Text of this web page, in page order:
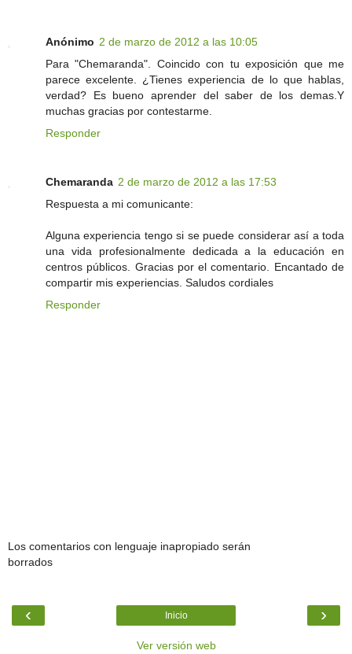
Anónimo 2 de marzo de 2012 a las 10:05
Para "Chemaranda". Coincido con tu exposición que me
parece excelente. ¿Tienes experiencia de lo que hablas,
verdad? Es bueno aprender del saber de los demas.Y
muchas gracias por contestarme.
Responder
Chemaranda 2 de marzo de 2012 a las 17:53
Respuesta a mi comunicante:
Alguna experiencia tengo si se puede considerar así a toda
una vida profesionalmente dedicada a la educación en
centros públicos. Gracias por el comentario. Encantado de
compartir mis experiencias. Saludos cordiales
Responder
Los comentarios con lenguaje inapropiado serán
borrados
‹ ›
Inicio
Ver versión web